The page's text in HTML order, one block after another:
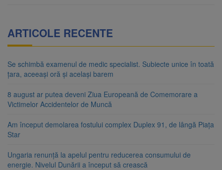
ARTICOLE RECENTE
Se schimbă examenul de medic specialist. Subiecte unice în toată
țara, aceeași oră și același barem
8 august ar putea deveni Ziua Europeană de Comemorare a
Victimelor Accidentelor de Muncă
Am început demolarea fostului complex Duplex 91, de lângă Piața
Star
Ungaria renunță la apelul pentru reducerea consumului de
energie. Nivelul Dunării a început să crească